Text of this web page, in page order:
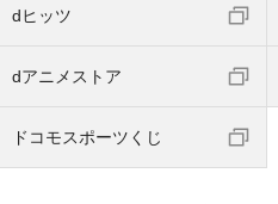
dヒッツ
dアニメストア
ドコモスポーツくじ